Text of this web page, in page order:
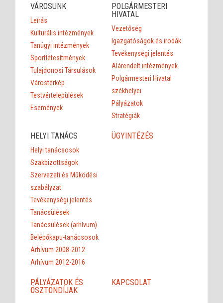
VÁROSUNK
Leírás
Kulturális intézmények
Tanügyi intézmények
Sportlétesítmények
Tulajdonosi Társulások
Várostérkép
Testvértelepülések
Események
POLGÁRMESTERI
HIVATAL
Vezetőség
Igazgatóságok és irodák
Tevékenységi jelentés
Alárendelt intézmények
Polgármesteri Hivatal
székhelyei
Pályázatok
Stratégiák
HELYI TANÁCS
Helyi tanácsosok
Szakbizottságok
Szervezeti és Működési
szabályzat
Tevékenységi jelentés
Tanácsülések
Tanácsülések (arhívum)
Belépőkapu-tanácsosok
Arhívum 2008-2012
Arhívum 2012-2016
ÜGYINTÉZÉS
PÁLYÁZATOK ÉS
ÖSZTÖNDÍJAK
KAPCSOLAT